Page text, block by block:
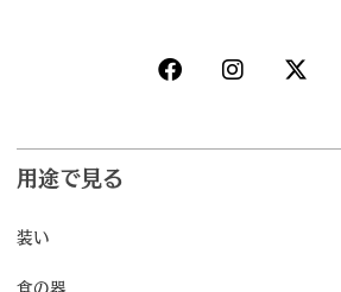
用途で見る
装い